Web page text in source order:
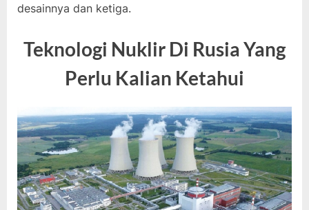
desainnya dan ketiga.
Teknologi Nuklir Di Rusia Yang
Perlu Kalian Ketahui